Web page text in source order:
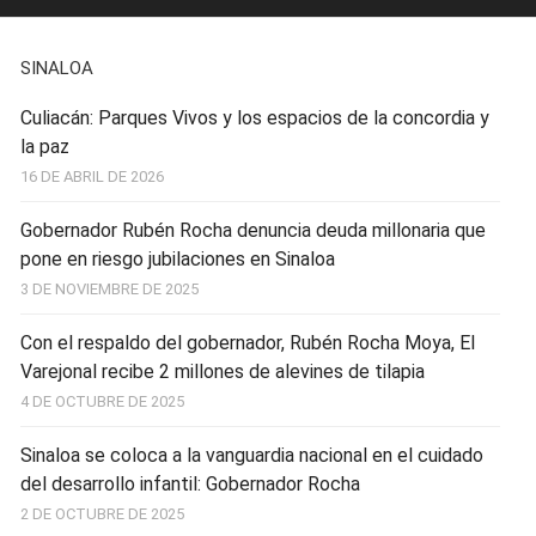
SINALOA
Culiacán: Parques Vivos y los espacios de la concordia y
la paz
16 DE ABRIL DE 2026
Gobernador Rubén Rocha denuncia deuda millonaria que
pone en riesgo jubilaciones en Sinaloa
3 DE NOVIEMBRE DE 2025
Con el respaldo del gobernador, Rubén Rocha Moya, El
Varejonal recibe 2 millones de alevines de tilapia
4 DE OCTUBRE DE 2025
Sinaloa se coloca a la vanguardia nacional en el cuidado
del desarrollo infantil: Gobernador Rocha
2 DE OCTUBRE DE 2025